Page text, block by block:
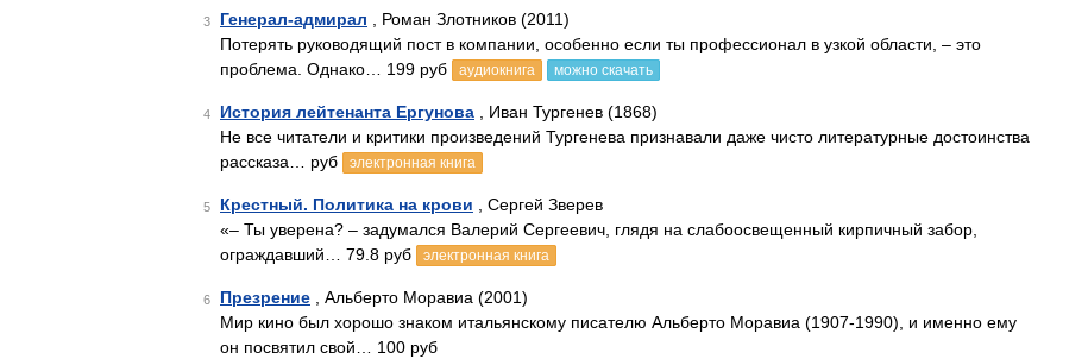
3 Генерал-адмирал , Роман Злотников (2011)
Потерять руководящий пост в компании, особенно если ты профессионал в узкой области, – это
проблема. Однако… 199 руб
аудиокнига можно скачать
4 История лейтенанта Ергунова , Иван Тургенев (1868)
Не все читатели и критики произведений Тургенева признавали даже чисто литературные достоинства
рассказа… руб
электронная книга
5 Крестный. Политика на крови , Сергей Зверев
«– Ты уверена? – задумался Валерий Сергеевич, глядя на слабоосвещенный кирпичный забор,
ограждавший… 79.8 руб
электронная книга
6 Презрение , Альберто Моравиа (2001)
Мир кино был хорошо знаком итальянскому писателю Альберто Моравиа (1907-1990), и именно ему
он посвятил свой… 100 руб